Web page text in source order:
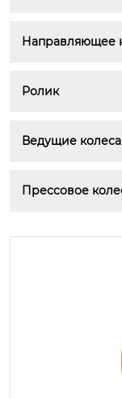
Направляющее
Ролик
Ведущие колеса
Прессовое